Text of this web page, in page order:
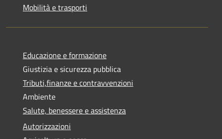
Mobilità e trasporti
Educazione e formazione
Giustizia e sicurezza pubblica
Tributi,finanze e contravvenzioni
Ambiente
Salute, benessere e assistenza
Autorizzazioni